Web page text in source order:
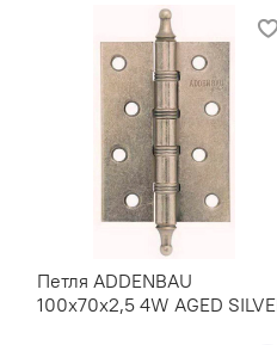
Петля ADDENBAU
100х70х2,5 4W AGED